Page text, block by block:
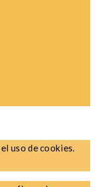
uso de cookies.